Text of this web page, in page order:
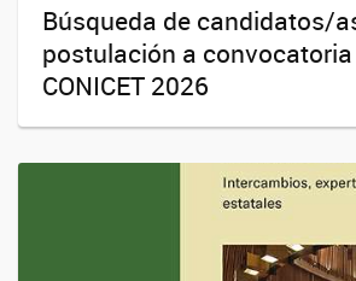
Búsqueda de candidatos/
postulación a
CONICET 2026